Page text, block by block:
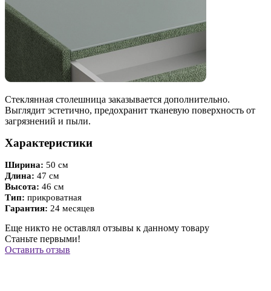
Стеклянная столешница заказывается дополнительно.
Выглядит эстетично, предохранит тканевую поверхность от
загрязнений и пыли.
Характеристики
Ширина: 50 см
Длина: 47 см
Высота: 46 см
Тип: прикроватная
Гарантия: 24 месяцев
Еще никто не оставлял отзывы к данному товару
Станьте первыми!
Оставить отзыв